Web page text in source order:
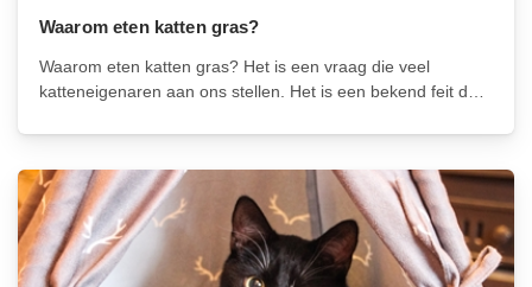
Waarom eten katten gras?
Waarom eten katten gras? Het is een vraag die veel
katteneigenaren aan ons stellen. Het is een bekend feit dat
plantaardig voedsel. Toch lijken ze soms onweerstaanbaar
aangetrokken te worden...